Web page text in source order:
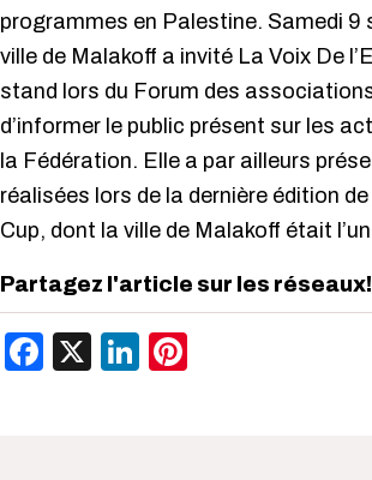
programmes en Palestine. Samedi 9
ville de Malakoff a invité La Voix De
stand lors du Forum des
d’informer le public présent sur les
la Fédération. Elle a par ailleurs
réalisées lors de la dernière édition
Cup, dont la ville de Malakoff était
Partagez l'article sur les réseaux!
Facebook
X LinkedIn